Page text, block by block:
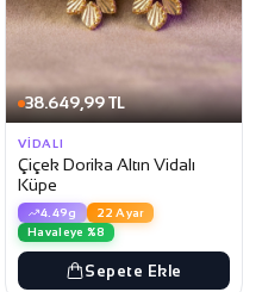
38.649,99 TL
VIDALI
Çiçek Dorika Altın Vidalı
Küpe
4.49g
22 Ayar
Havaleye %8
Sepete Ekle